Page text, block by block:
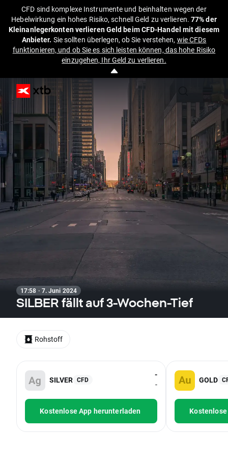
CFD sind komplexe Instrumente und beinhalten wegen der
Hebelwirkung ein hohes Risiko, schnell Geld zu verlieren.77% der
Kleinanlegerkonten verlieren Geld beim CFD-Handel mit diesem
Anbieter. Sie sollten überlegen, ob Sie verstehen, wie CFDs
funktionieren, und ob Sie es sich leisten können, das hohe Risiko
einzugehen, Ihr Geld zu verlieren.
17:58 · 7. Juni 2024
SILBER fällt auf 3-Wochen-Tief
SILVER CFD
-
-
Kostenlose App herunterladen
GOLD
Rohstoff